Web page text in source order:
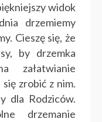
widok
drzemiemy
Cieszę się, że
by drzemka
załatwianie
zrobić z nim.
dla Rodziców.
drzemanie